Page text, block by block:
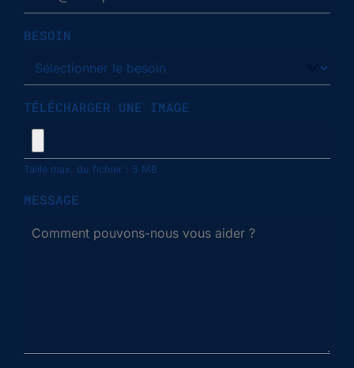
BESOIN
TÉLÉCHARGER UNE IMAGE
Taille max. du fichier : 5 MB
MESSAGE